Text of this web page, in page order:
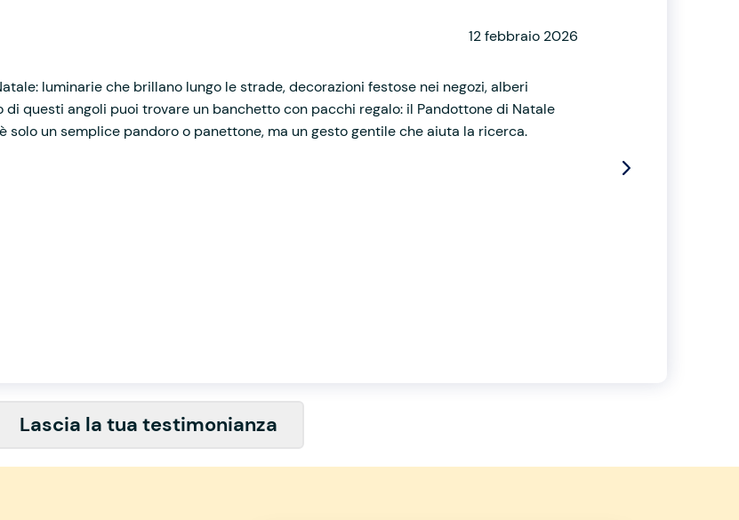
12 febbraio 2026
luminarie che brillano lungo le strade, decorazioni festose nei negozi, alberi
questi angoli puoi trovare un banchetto con pacchi regalo: il Pandottone di Natale
solo un semplice pandoro o panettone, ma un gesto gentile che aiuta la ricerca.
Lascia la tua testimonianza